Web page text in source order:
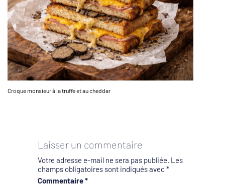
Croque monsieur à la truffe et au cheddar
Laisser un commentaire
Votre adresse e-mail ne sera pas publiée. Les
champs obligatoires sont indiqués avec *
Commentaire*